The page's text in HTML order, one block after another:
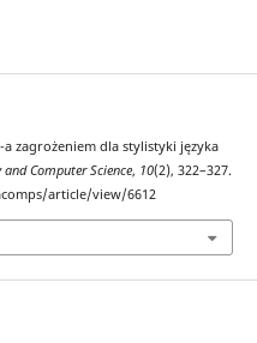
a zagrożeniem dla stylistyki języka
Computer Science, 10(2), 322–327.
article/view/6612